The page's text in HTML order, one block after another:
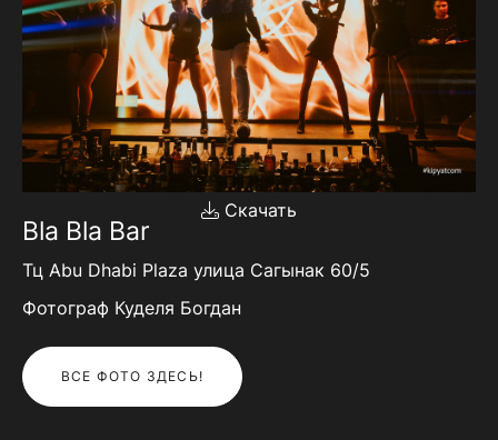
Скачать
Bla Bla Bar
Тц Abu Dhabi Plaza улица Сагынак 60/5
Фотограф Куделя Богдан
ВСЕ ФОТО ЗДЕСЬ!